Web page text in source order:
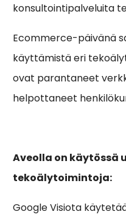
konsultointipalveluita
Ecommerce-päivänä
käyttämistä eri
ovat parantaneet
helpottaneet
Aveolla on käytössä
tekoälytoimintoja:
Google Visiota